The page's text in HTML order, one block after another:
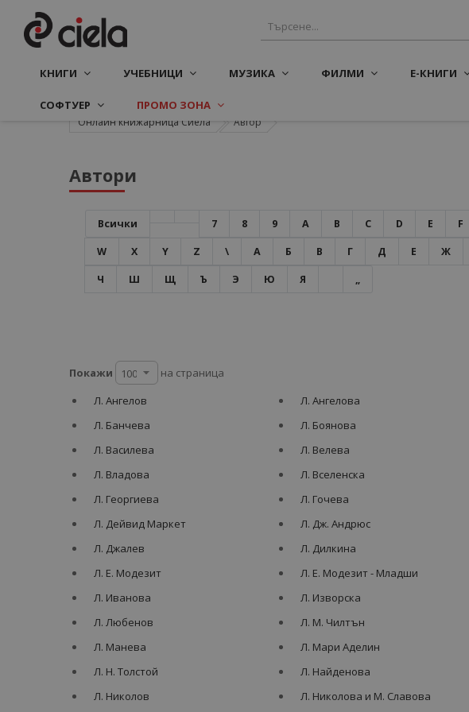
КНИГИ УЧЕБНИЦИ МУЗИКА ФИЛМИ Е-КНИГИ
СОФТУЕР ПРОМО ЗОНА
Онлайн книжарница Сиела Автор
Автори
Всички 7 8 9 A B C D E F
W X Y Z \ А Б В Г Д Е Ж
Ч Ш Щ Ъ Э Ю Я „
Покажи
на страница
Л. Ангелов
Л. Ангелова
Л. Банчева
Л. Боянова
Л. Василева
Л. Велева
Л. Владова
Л. Вселенска
Л. Георгиева
Л. Гочева
Л. Дейвид Маркет
Л. Дж. Андрюс
Л. Джалев
Л. Дилкина
Л. Е. Модезит
Л. Е. Модезит - Младши
Л. Иванова
Л. Изворска
Л. Любенов
Л. М. Чилтън
Л. Манева
Л. Мари Аделин
Л. Н. Толстой
Л. Найденова
Л. Николов
Л. Николова и М. Славова